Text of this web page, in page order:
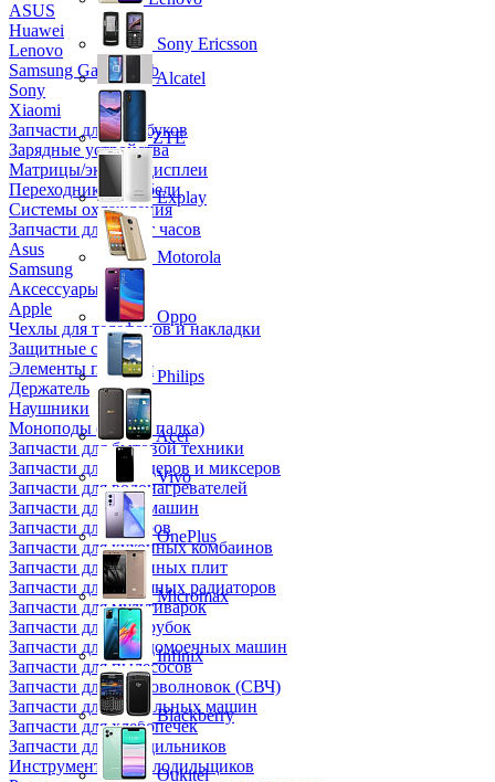
ASUS
Huawei
Lenovo
Samsung Galaxy Tab
Sony
Xiaomi
Запчасти для ноутбуков
Зарядные устройства
Матрицы/экраны/дисплеи
Переходники и кабели
Системы охлаждения
Запчасти для смарт часов
Asus
Samsung
Аксессуары
Apple
Чехлы для телефонов и накладки
Защитные стекла
Элементы питания
Держатель
Наушники
Моноподы (Селфи палка)
Запчасти для бытовой техники
Запчасти для блендеров и миксеров
Запчасти для водонагревателей
Запчасти для кофемашин
Запчасти для кулеров
Запчасти для кухонных комбаинов
Запчасти для кухонных плит
Запчасти для масляных радиаторов
Запчасти для мультиварок
Запчасти для мясорубок
Запчасти для посудомоечных машин
Запчасти для пылесосов
Запчасти для микроволновок (СВЧ)
Запчасти для стиральных машин
Запчасти для хлебопечек
Запчасти для холодильников
Инструмент для холодильщиков
Sony Ericsson
Alcatel
ZTE
Explay
Motorola
Oppo
Philips
Acer
Vivo
OnePlus
Micromax
Infinix
Blackberry
Oukitel